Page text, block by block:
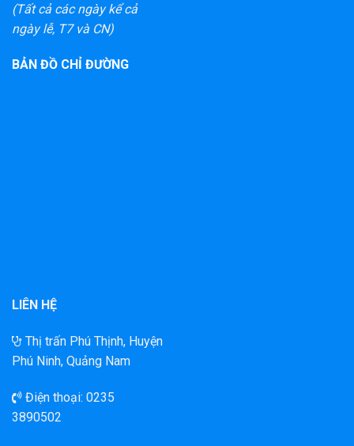
(Tất cả các ngày kể cả
ngày lễ, T7 và CN)
BẢN ĐỒ CHỈ ĐƯỜNG
LIÊN HỆ
Thị trấn Phú Thịnh, Huyện
Phú Ninh, Quảng Nam
Điện thoại: 0235
3890502